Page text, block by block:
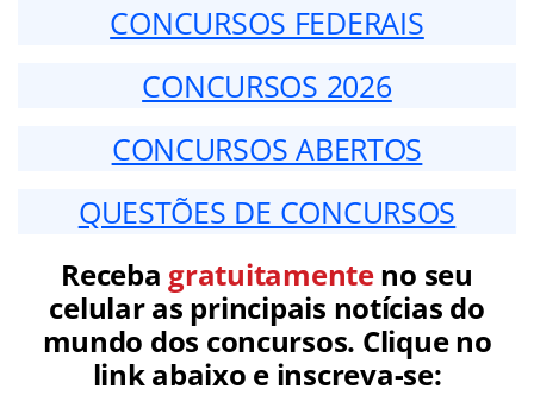
CONCURSOS FEDERAIS
CONCURSOS 2026
CONCURSOS ABERTOS
QUESTÕES DE CONCURSOS
Receba gratuitamenteno seu
celular as principais notícias do
mundo dos concursos. Clique no
link abaixo e inscreva-se: